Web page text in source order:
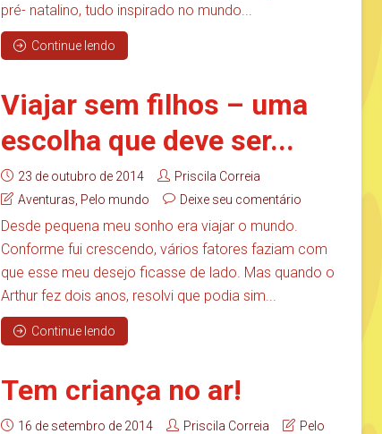
pré- natalino, tudo inspirado no mundo...
Continue lendo
Viajar sem filhos – uma
escolha que deve ser...
23 de outubro de 2014
Priscila Correia
Aventuras Pelo mundo Deixe seu comentário
Desde pequena meu sonho era viajar o mundo.
Conforme fui crescendo, vários fatores faziam com
que esse meu desejo ficasse de lado. Mas quando o
Arthur fez dois anos, resolvi que podia sim...
Continue lendo
Tem criança no ar!
16 de setembro de 2014 Priscila Correia
Pelo